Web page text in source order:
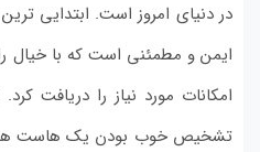
در دنیای امروز است. ابتدایی
ایمن و مطمئنی است که با خیال
امکانات مورد نیاز را دریافت
تشخیص خوب بودن یک هاست هر